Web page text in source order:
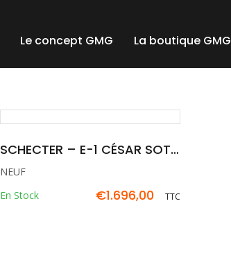
Le concept GMG La boutique GMG
SCHECTER – E-1 CÉSAR SOTO GAUCHER
NEUF
En Stock
€1.696,00 TTC